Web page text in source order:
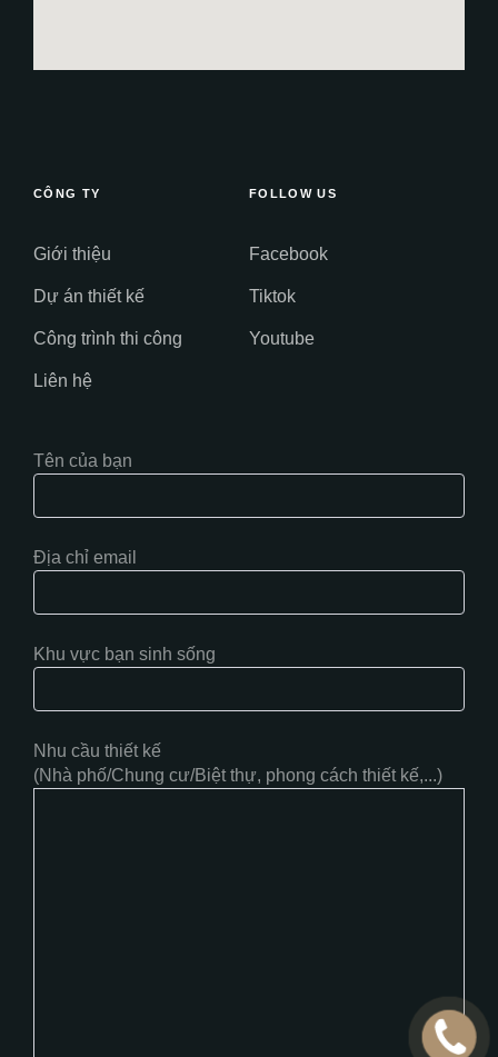
CÔNG TY
Giới thiệu
Dự án thiết kế
Công trình thi công
Liên hệ
FOLLOW US
Facebook
Tiktok
Youtube
Tên của bạn
Địa chỉ email
Khu vực bạn sinh sống
Nhu cầu thiết kế
(Nhà phố/Chung cư/Biệt thự, phong cách thiết kế,...)